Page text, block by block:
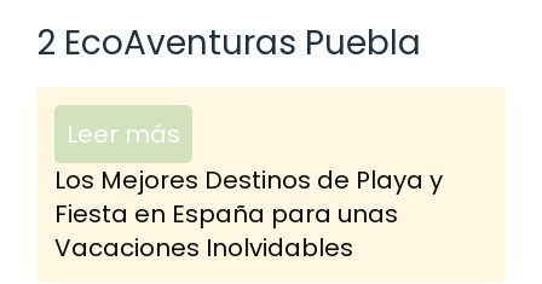
2 EcoAventuras Puebla
Leer más
Los Mejores Destinos de Playa y
Fiesta en España para unas
Vacaciones Inolvidables